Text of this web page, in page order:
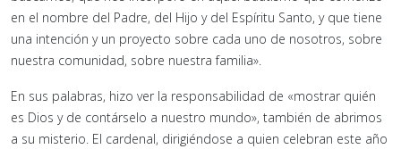
en el nombre del Padre, del Hijo y del Espíritu Santo, y que tiene
una intención y un proyecto sobre cada uno de nosotros, sobre
nuestra comunidad, sobre nuestra familia».
En sus palabras, hizo ver la responsabilidad de «mostrar quién
es Dios y de contárselo a nuestro mundo», también de abrimos
a su misterio. El cardenal, dirigiéndose a quien celebran este año